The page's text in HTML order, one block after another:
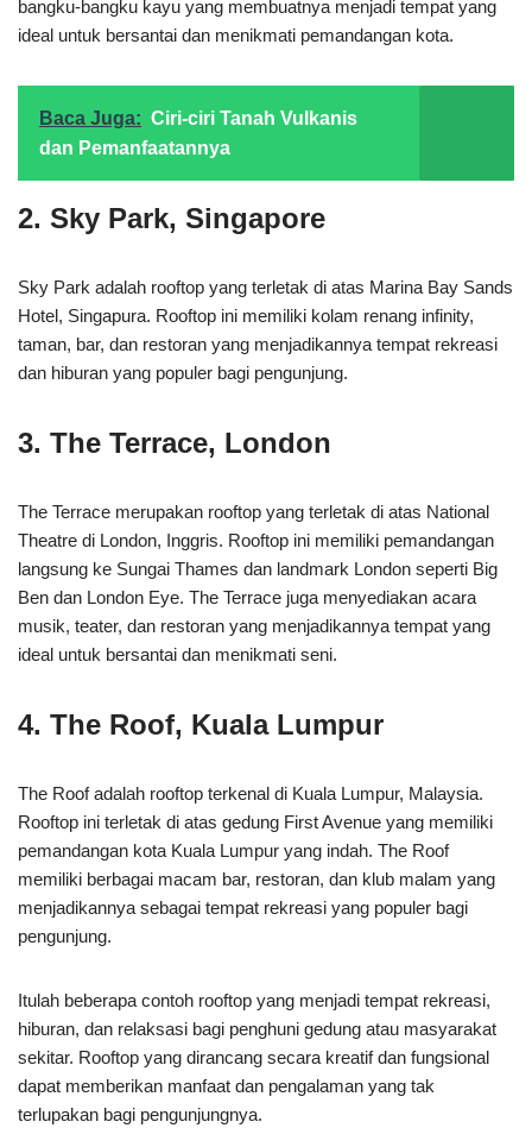
bangku-bangku kayu yang membuatnya menjadi tempat yang
ideal untuk bersantai dan menikmati pemandangan kota.
Baca Juga: Ciri-ciri Tanah Vulkanis
dan Pemanfaatannya
2. Sky Park, Singapore
Sky Park adalah rooftop yang terletak di atas Marina Bay Sands
Hotel, Singapura. Rooftop ini memiliki kolam renang infinity,
taman, bar, dan restoran yang menjadikannya tempat rekreasi
dan hiburan yang populer bagi pengunjung.
3. The Terrace, London
The Terrace merupakan rooftop yang terletak di atas National
Theatre di London, Inggris. Rooftop ini memiliki pemandangan
langsung ke Sungai Thames dan landmark London seperti Big
Ben dan London Eye. The Terrace juga menyediakan acara
musik, teater, dan restoran yang menjadikannya tempat yang
ideal untuk bersantai dan menikmati seni.
4. The Roof, Kuala Lumpur
The Roof adalah rooftop terkenal di Kuala Lumpur, Malaysia.
Rooftop ini terletak di atas gedung First Avenue yang memiliki
pemandangan kota Kuala Lumpur yang indah. The Roof
memiliki berbagai macam bar, restoran, dan klub malam yang
menjadikannya sebagai tempat rekreasi yang populer bagi
pengunjung.
Itulah beberapa contoh rooftop yang menjadi tempat rekreasi,
hiburan, dan relaksasi bagi penghuni gedung atau masyarakat
sekitar. Rooftop yang dirancang secara kreatif dan fungsional
dapat memberikan manfaat dan pengalaman yang tak
terlupakan bagi pengunjungnya.